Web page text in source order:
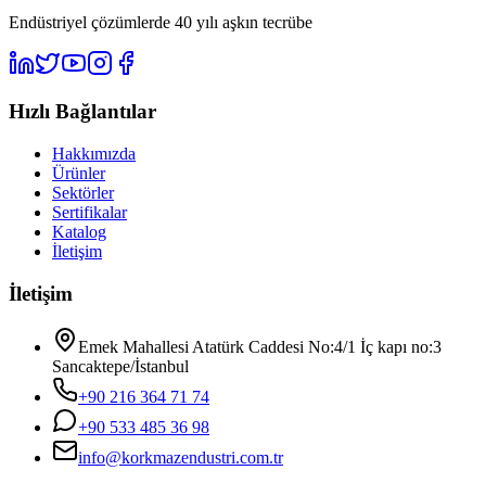
Endüstriyel çözümlerde 40 yılı aşkın tecrübe
Hızlı Bağlantılar
Hakkımızda
Ürünler
Sektörler
Sertifikalar
Katalog
İletişim
İletişim
Emek Mahallesi Atatürk Caddesi No:4/1 İç kapı no:3
Sancaktepe/İstanbul
+90 216 364 71 74
+90 533 485 36 98
info@korkmazendustri.com.tr